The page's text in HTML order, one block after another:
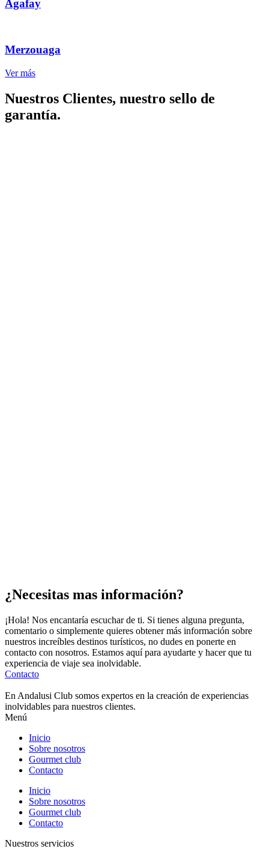
Agafay
Merzouaga
Ver más
Nuestros Clientes, nuestro sello de
garantía.
¿Necesitas mas información?
¡Hola! Nos encantaría escuchar de ti. Si tienes alguna pregunta,
comentario o simplemente quieres obtener más información sobre
nuestros increíbles destinos turísticos, no dudes en ponerte en
contacto con nosotros. Estamos aquí para ayudarte y hacer que tu
experiencia de viaje sea inolvidable.
Contacto
En Andalusi Club somos expertos en la creación de experiencias
inolvidables para nuestros clientes.
Menú
Inicio
Sobre nosotros
Gourmet club
Contacto
Inicio
Sobre nosotros
Gourmet club
Contacto
Nuestros servicios